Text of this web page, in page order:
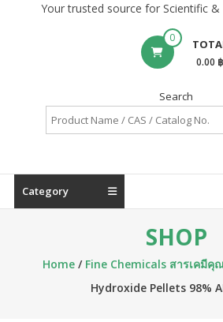
Your trusted source for Scientific
0
0.00 ฿
Search
Category
SHOP
Home / Fine Chemicals สารเคมีคุ
Hydroxide Pellets 98%